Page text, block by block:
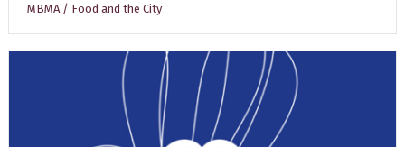
MBMA / Food and the City